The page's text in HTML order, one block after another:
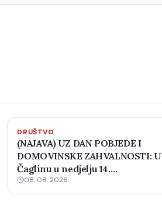
DRUŠTVO
(NAJAVA) UZ DAN POBJEDE I
DOMOVINSKE ZAHVALNOSTI: U
Čaglinu u nedjelju 14.
međunarodni šahovski turnir
08. 08. 2026.